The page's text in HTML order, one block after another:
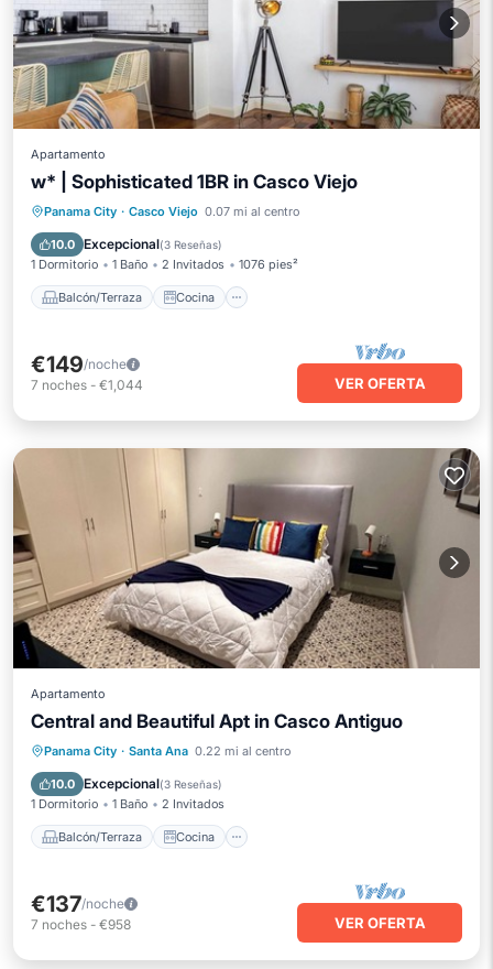
Apartamento
w* | Sophisticated 1BR in Casco Viejo
Panama City · Casco Viejo 0.07 mi al centro
10.0 Excepcional(3 Reseñas)
1 Dormitorio 1 Baño 2 Invitados 1076 pies²
Balcón/Terraza Cocina
Balcón/Terraza
Cocina
Aire acondicionado
€149/noche
7 noches - €1,044 VER OFERTA
Apartamento
Central and Beautiful Apt in Casco Antiguo
Panama City · Santa Ana 0.22 mi al centro
10.0 Excepcional(3 Reseñas)
1 Dormitorio 1 Baño 2 Invitados
Balcón/Terraza Cocina
Balcón/Terraza
Cocina
Aire acondicionado
€137/noche
7 noches - €958 VER OFERTA